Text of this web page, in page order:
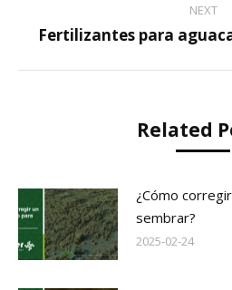
NEXT
Next
Fertilizantes para
Related
¿Cómo
sembrar?
2025-02-24